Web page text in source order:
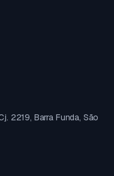
2219, Barra Funda, São